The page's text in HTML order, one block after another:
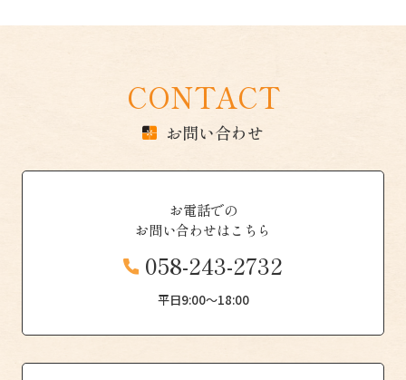
CONTACT
お問い合わせ
お電話での
お問い合わせはこちら
058-243-2732
平日9:00〜18:00